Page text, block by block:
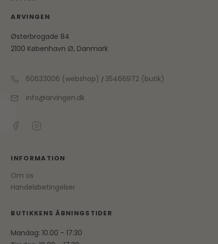
ARVINGEN
Østerbrogade 84
2100 København Ø, Danmark
60633006 (webshop) / 35466972 (butik)
info@arvingen.dk
INFORMATION
Om os
Handelsbetingelser
BUTIKKENS ÅBNINGSTIDER
Mandag: 10.00 - 17:30